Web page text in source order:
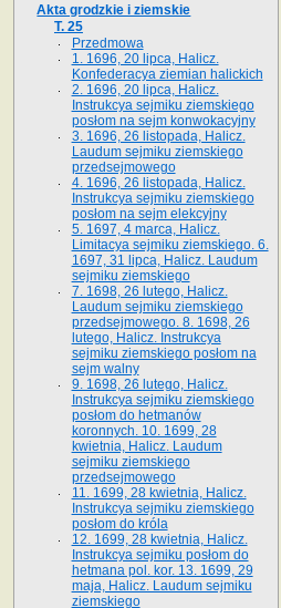
Akta grodzkie i ziemskie
T. 25
Przedmowa
1. 1696, 20 lipca, Halicz.
Konfederacya ziemian halickich
2. 1696, 20 lipca, Halicz.
Instrukcya sejmiku ziemskiego
posłom na sejm konwokacyjny
3. 1696, 26 listopada, Halicz.
Laudum sejmiku ziemskiego
przedsejmowego
4. 1696, 26 listopada, Halicz.
Instrukcya sejmiku ziemskiego
posłom na sejm elekcyjny
5. 1697, 4 marca, Halicz.
Limitacya sejmiku ziemskiego. 6.
1697, 31 lipca, Halicz. Laudum
sejmiku ziemskiego
7. 1698, 26 lutego, Halicz.
Laudum sejmiku ziemskiego
przedsejmowego. 8. 1698, 26
lutego, Halicz. Instrukcya
sejmiku ziemskiego posłom na
sejm walny
9. 1698, 26 lutego, Halicz.
Instrukcya sejmiku ziemskiego
posłom do hetmanów
koronnych. 10. 1699, 28
kwietnia, Halicz. Laudum
sejmiku ziemskiego
przedsejmowego
11. 1699, 28 kwietnia, Halicz.
Instrukcya sejmiku ziemskiego
posłom do króla
12. 1699, 28 kwietnia, Halicz.
Instrukcya sejmiku posłom do
hetmana pol. kor. 13. 1699, 29
maja, Halicz. Laudum sejmiku
ziemskiego